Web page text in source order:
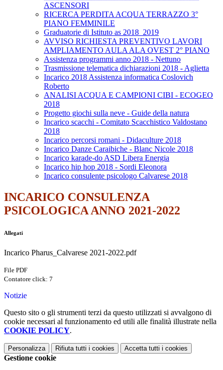
ASCENSORI
RICERCA PERDITA ACQUA TERRAZZO 3°
PIANO FEMMINILE
Graduatorie di Istituto as 2018_2019
AVVISO RICHIESTA PREVENTIVO LAVORI
AMPLIAMENTO AULA ALA OVEST 2° PIANO
Assistenza programmi anno 2018 - Nettuno
Trasmissione telematica dichiarazioni 2018 - Aglietta
Incarico 2018 Assistenza informatica Coslovich
Roberto
ANALISI ACQUA E CAMPIONI CIBI - ECOGEO
2018
Progetto giochi sulla neve - Guide della natura
Incarico scacchi - Comitato Scacchistico Valdostano
2018
Incarico percorsi romani - Didaculture 2018
Incarico Danze Caraibiche - Blanc Nicole 2018
Incarico karade-do ASD Libera Energia
Incarico hip hop 2018 - Sordi Eleonora
Incarico consulente psicologo Calvarese 2018
INCARICO CONSULENZA
PSICOLOGICA ANNO 2021-2022
Allegati
Incarico Pharus_Calvarese 2021-2022.pdf
File PDF
Contatore click: 7
Notizie
Questo sito o gli strumenti terzi da questo utilizzati si avvalgono di
cookie necessari al funzionamento ed utili alle finalità illustrate nella
COOKIE POLICY.
Personalizza Rifiuta tutti i cookies Accetta tutti i cookies
Gestione cookie